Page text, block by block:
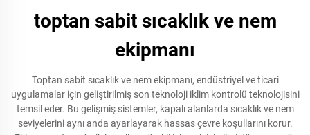
toptan sabit sıcaklık ve nem
ekipmanı
Toptan sabit sıcaklık ve nem ekipmanı, endüstriyel ve ticari
uygulamalar için geliştirilmiş son teknoloji iklim kontrolü teknolojisini
temsil eder. Bu gelişmiş sistemler, kapalı alanlarda sıcaklık ve nem
seviyelerini aynı anda ayarlayarak hassas çevre koşullarını korur.